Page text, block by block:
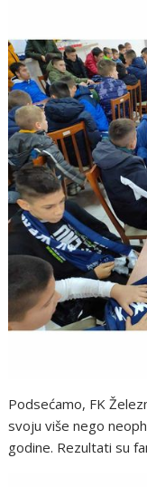
Podsećamo, FK
svoju više nego
godine. Rezultati su